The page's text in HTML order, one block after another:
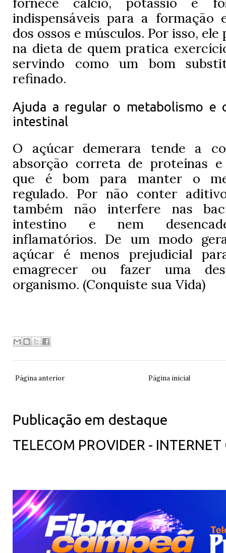
indispensáveis para a formação
dos ossos e músculos. Por isso,
na dieta de quem pratica
servindo como um bom
refinado.
Ajuda a regular o metabolismo e
intestinal
O açúcar demerara tende a
absorção correta de proteínas
que é bom para manter o
regulado. Por não conter
também não interfere nas
intestino e nem
inflamatórios. De um modo
açúcar é menos prejudicial
emagrecer ou fazer uma
organismo. (Conquiste sua Vida)
Página anterior Página inicial
Publicação em destaque
TELECOM PROVIDER -